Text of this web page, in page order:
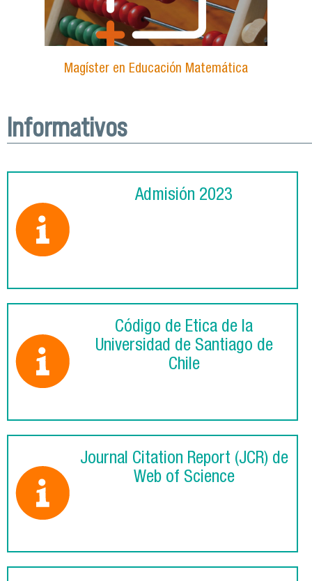
Magíster en Educación Matemática
Informativos
Admisión 2023
Código de Ética de la
Universidad de Santiago de
Chile
Journal Citation Report (JCR) de
Web of Science